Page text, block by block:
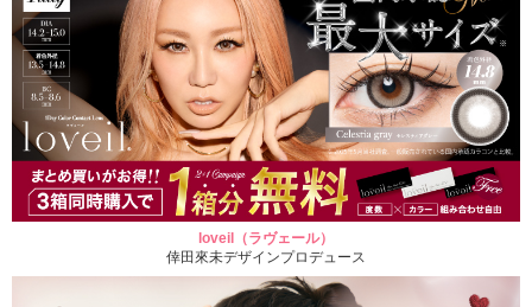
loveil（ラヴェール）
倖田來未デザインプロデュース